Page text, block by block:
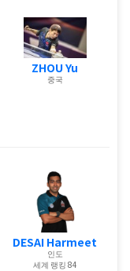
ZHOU Yu
중국
DESAI Harmeet
인도
세계 랭킹 84